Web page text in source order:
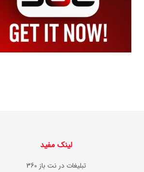
لینک مفید
تبلیغات در نت باز 360